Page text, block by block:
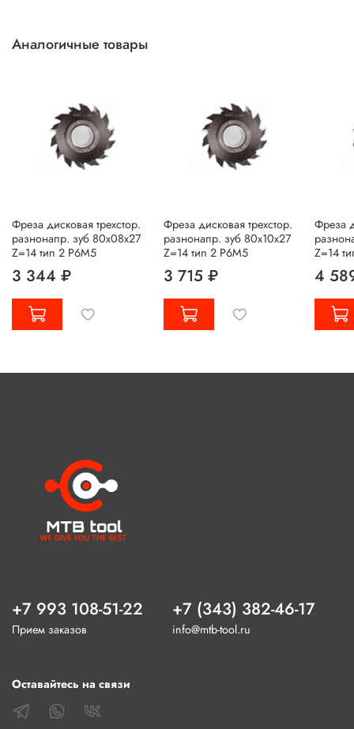
Аналогичные товары
Фреза дисковая трехстор.
разнонапр. зуб 80х08х27
Z=14 тип 2 Р6М5
3 344 ₽
Фреза дисковая трехстор.
разнонапр. зуб 80х10х27
Z=14 тип 2 Р6М5
3 715 ₽
Фреза
Z=14
4
+7 993 108-51-22
Прием заказов
+7 (343) 382-46-17
info@mtb-tool.ru
Оставайтесь на связи